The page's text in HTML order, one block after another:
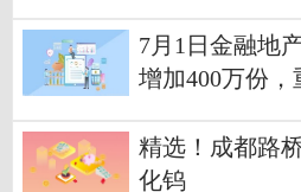
7月1日金融地
增加400万份
精选！成都路
化钨